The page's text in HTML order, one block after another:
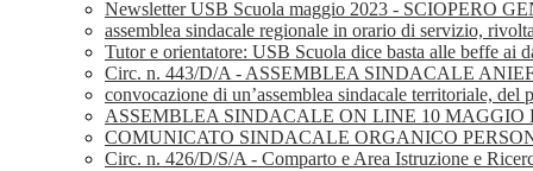
Newsletter USB Scuola maggio 2023 - SCIOPERO
assemblea sindacale regionale in orario di servizio,
Tutor e orientatore: USB Scuola dice basta alle beffe ai
Circ. n. 443/D/A - ASSEMBLEA SINDACALE
convocazione di un’assemblea sindacale territoriale,
ASSEMBLEA SINDACALE ON LINE 10 MAGGIO
COMUNICATO SINDACALE ORGANICO
Circ. n. 426/D/S/A - Comparto e Area Istruzione e